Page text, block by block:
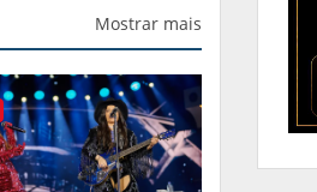
Mostrar mais